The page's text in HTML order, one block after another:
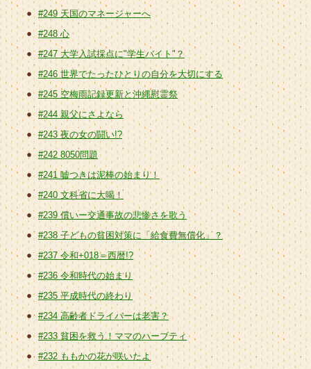
#249 天国のマネージャーへ
#248 心
#247 大学入試採点に"学生バイト"？
#246 世界でたったひとりの自分を大切にする
#245 空梅雨記録更新と沖縄慰霊祭
#244 親父にさよなら
#243 夜の女の闘い!?
#242 8050問題
#241 嘘つきは泥棒の始まり！
#240 文科省に大喝！
#239 償いー交通事故の悲惨さを歌う
#238 子どもの貧困対策に「給食費無償化」？
#237 令和+018＝西暦!?
#236 令和時代の始まり
#235 平成時代の終わり
#234 高齢者ドライバーは老害？
#233 貧困を救う！ママのハーブティ
#232 ももかの花が咲いたよ